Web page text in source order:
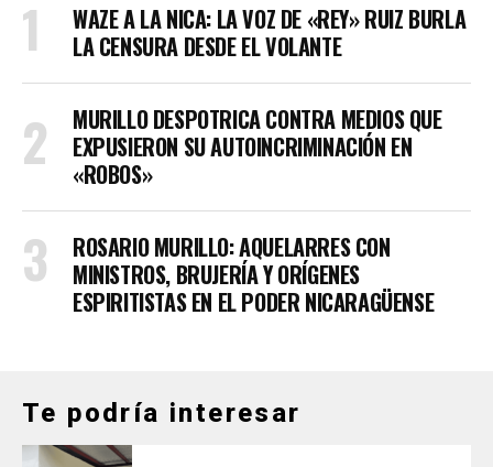
WAZE A LA NICA: LA VOZ DE «REY» RUIZ BURLA
LA CENSURA DESDE EL VOLANTE
MURILLO DESPOTRICA CONTRA MEDIOS QUE
EXPUSIERON SU AUTOINCRIMINACIÓN EN
«ROBOS»
ROSARIO MURILLO: AQUELARRES CON
MINISTROS, BRUJERÍA Y ORÍGENES
ESPIRITISTAS EN EL PODER NICARAGÜENSE
Te podría interesar